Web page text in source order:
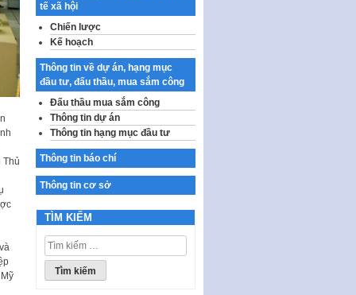
Thủ
Quy định về nghiên cứu, ứng
dụng khoa học, công nghệ, đổi
mới sáng tạo và chuyển…
Quy định chi tiết và hướng dẫn
thi hành một số điều của Luật Lý
lịch tư…
Sửa đổi, bổ sung một số nội
dung tại Nghị quyết số 30/NQ-
CP ngày 24 tháng 02…
Ban hành Chương trình hành
động của Chính phủ thực hiện
Nghị quyết số 02-NQ/TW ngày
17…
động hợp đồng theo Nghị định
số 111/2022/NĐ-CP ngày
30/12/2022 của Chính…
tế xã hội
Chiến lược
Kế hoạch
Thông tin về dự án, hạng mục
đầu tư, đấu thầu, mua sắm công
Đấu thầu mua sắm công
Thông tin dự án
Thông tin hạng mục đầu tư
Thông tin báo chí
Thông tin cơ sở
TÌM KIẾM
Tìm
kiếm
cho: